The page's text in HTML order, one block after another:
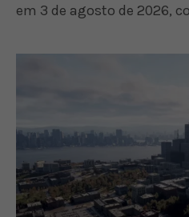
em 3 de agosto de 2026,